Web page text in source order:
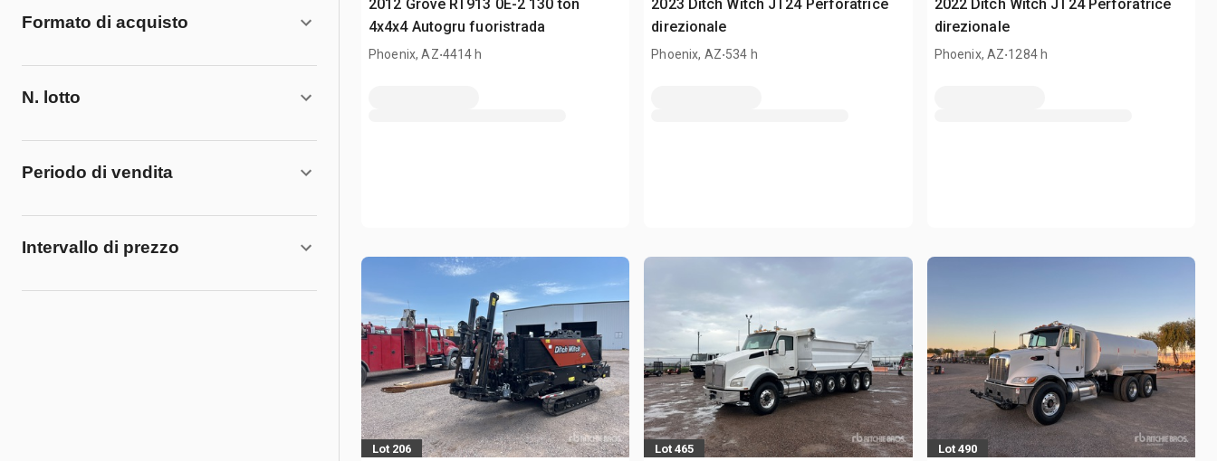
Formato di acquisto
N. lotto
Periodo di vendita
Intervallo di prezzo
2012 Grove RT913 0E-2 130 ton
4x4x4 Autogru fuoristrada
Phoenix, AZ.4414 h
2023 Ditch Witch JT24 Perforatrice
direzionale
Phoenix, AZ.534 h
2022 Ditch Witch JT24 Perforatrice
direzionale
Phoenix, AZ.1284 h
Lot 206 Lot 465 Lot 490